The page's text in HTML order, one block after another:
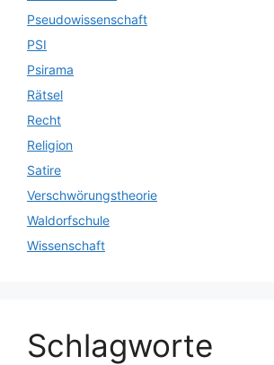
Pseudowissenschaft
PSI
Psirama
Rätsel
Recht
Religion
Satire
Verschwörungstheorie
Waldorfschule
Wissenschaft
Schlagworte